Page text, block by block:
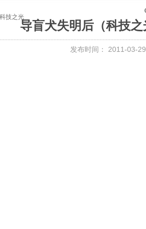
科技之光
导盲犬失明后（科技之
发布时间： 2011-03-